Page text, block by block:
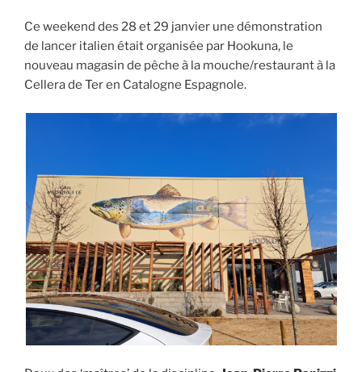
Ce weekend des 28 et 29 janvier une démonstration
de lancer italien était organisée par Hookuna, le
nouveau magasin de pêche à la mouche/restaurant à la
Cellera de Ter en Catalogne Espagnole.